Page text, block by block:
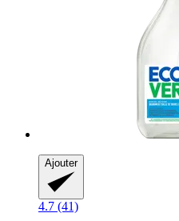
Ajouter
4.7 (41)